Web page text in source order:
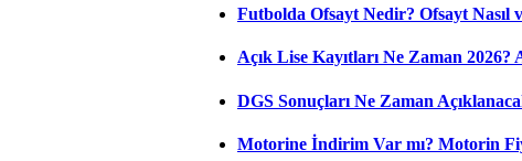
Futbolda Ofsayt Nedir? Ofsayt Nasıl
Açık Lise Kayıtları Ne Zaman
DGS Sonuçları Ne Zaman
Motorine İndirim Var mı? Motorin